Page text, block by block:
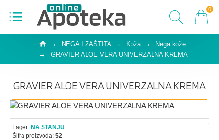
0
NEGA I ZAŠTITA Koža
Nega kože
GRAVIER ALOE VERA UNIVERZALNA KREMA
GRAVIER ALOE VERA UNIVERZALNA KREMA
Lager: NA STANJU
Šifra proizvoda: 52